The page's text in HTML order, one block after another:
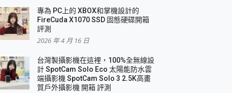
箱 評測
強大供電效能
慧聯網螢幕 開箱 評測
！
可攜摺疊無線充電器 開箱 評測
質
專為 PC上的 XBOX和掌機設計的
FireCuda X1070 SSD 固態硬碟開箱
評測
2026 年 4 月 16 日
台灣製攝影機在這裡，100%全無線設
計 SpotCam Solo Eco 太陽能防水雲
端攝影機 SpotCam Solo 3 2.5K高畫
質戶外攝影機 開箱 評測